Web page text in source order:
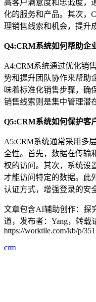
高客户满意度和忠诚度，
化的服务和产品。其次，
理销售线索和机会，提升
Q4:CRM系统如何帮助企
A4:CRM系统通过优化销
势和提升团队协作来帮助
味着标准化销售步骤，确
销售线索则是集中管理潜
Q5:CRM系统如何保护客
A5:CRM系统通常采用多
全性。首先，数据在传输
权的访问。其次，系统设
才能访问特定的数据。此
认证方式，增强登录的安
文章包含AI辅助创作：探
道，发布者：Yang，转载
https://worktile.com/kb/p/
crm